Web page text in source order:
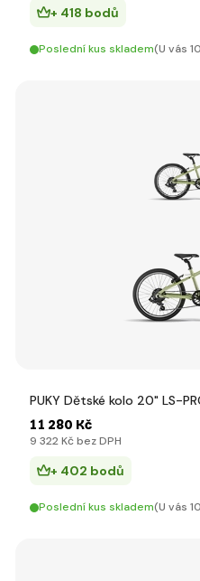
+ 418 bodů
Poslední kus skladem(U vás
PUKY Dětské kolo 20" LS-
11 280 Kč
9 322 Kč bez DPH
+ 402 bodů
Poslední kus skladem(U vás